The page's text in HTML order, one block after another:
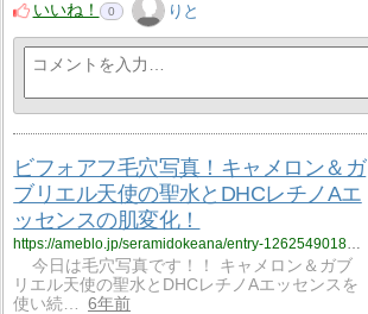
いいね！
0 りと
ビフォアフ毛穴写真！キャメロン＆ガ
ブリエル天使の聖水とDHCレチノAエ
ッセンスの肌変化！
https://ameblo.jp/seramidokeana/entry-12625490182.html
今日は毛穴写真です！！ キャメロン＆ガブ
リエル天使の聖水とDHCレチノAエッセンスを
使い続…
6年前